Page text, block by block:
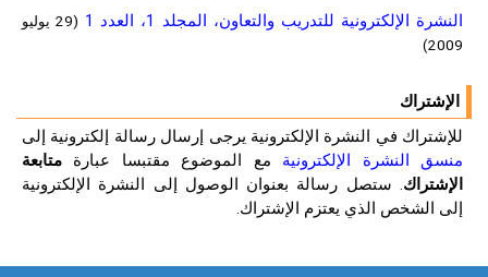
النشرة الإلكترونية للتدريب والتعاون، المجلد 1، العدد 1
(29 يوليو
2009)
الإشتراك
للإشتراك في النشرة الإلكترونية يرجى إرسال رسالة إلكترونية إلى
منسق النشرة الإلكترونيةمع الموضوع مقتبسا عبارةمتابعة
الإشتراك. ستصل رسالة بعنوان الوصول إلى النشرة الإلكترونية
إلى الشخص الذي يعتزم الإشتراك.